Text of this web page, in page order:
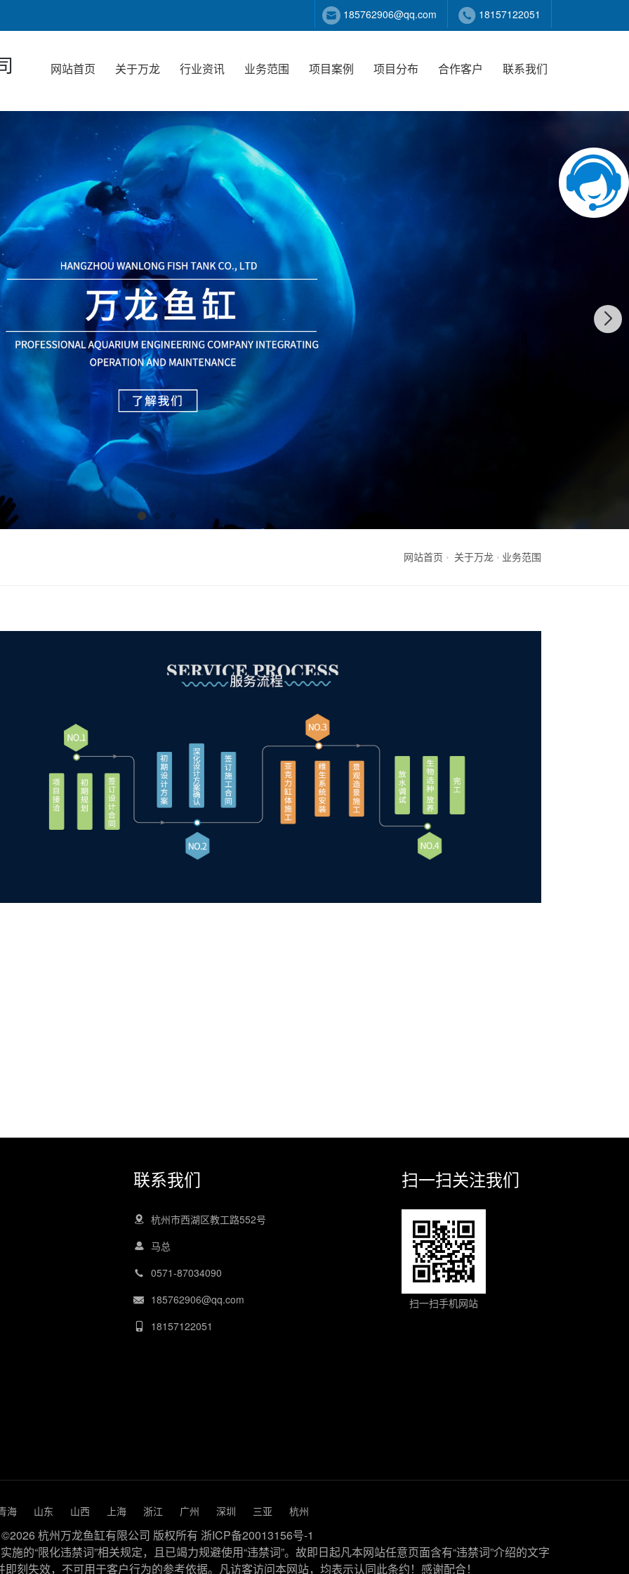
185762906@qq.com 18157122051
网站首页 关于万龙 行业资讯 业务范围 项目案例 项目分布 合作客户 联系我们
网站首页 关于万龙 业务范围
联系我们
杭州市西湖区教工路552号
马总
0571-87034090
185762906@qq.com
18157122051
扫一扫关注我们
扫一扫手机网站
海 山东 山西 上海 浙江 广州 深圳 三亚 杭州
©2026 杭州万龙鱼缸有限公司 版权所有 浙ICP备20013156号-1
的“限化违禁词”相关规定，且已竭力规避使用“违禁词”。故即日起凡本网站任意页面含有“违禁词”介绍的文字
刻失效，不可用于客户行为的参考依据。凡访客访问本网站，均表示认同此条约！感谢配合！